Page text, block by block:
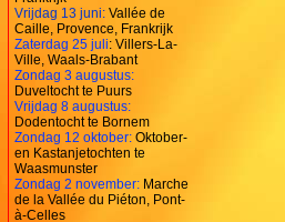
Vrijdag 13 juni: Vallée de
Caille, Provence, Frankrijk
Zaterdag 25 juli: Villers-La-
Ville, Waals-Brabant
Zondag 3 augustus:
Duveltocht te Puurs
Vrijdag 8 augustus:
Dodentocht te Bornem
Zondag 12 oktober: Oktober-
en Kastanjetochten te
Waasmunster
Zondag 2 november: Marche
de la Vallée du Piéton, Pont-
à-Celles